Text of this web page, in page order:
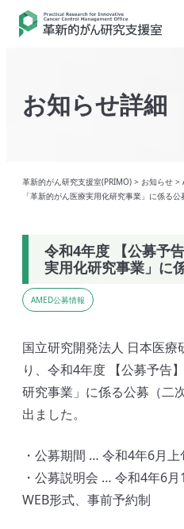
お知らせ詳細
革新的がん研究支援室(PRIMO) > お知らせ >
「革新的がん医療実用化研究事業」に係る公
令和4年度 【公募予
実用化研究事業」に
AMED公募情報
国立研究開発法人 日本医療
り、令和4年度 【公募予告
研究事業」に係る公募（二
出ました。
・公募期間 … 令和4年6月
・公募説明会 … 令和4年6月
WEB形式、事前予約制